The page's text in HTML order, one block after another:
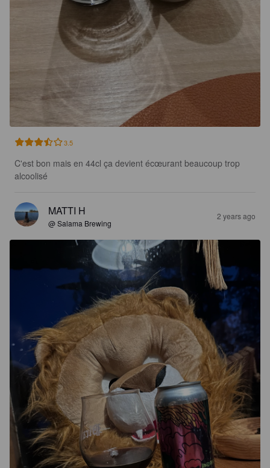
3.5
C'est bon mais en 44cl ça devient écœurant beaucoup trop
alcoolisé
MATTI H
@ Salama Brewing
2 years ago